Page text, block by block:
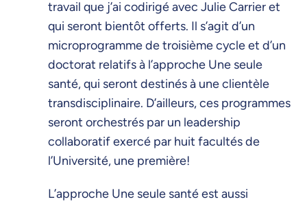
travail que j’ai codirigé avec Julie Carrier et
qui seront bientôt offerts. Il s’agit d’un
microprogramme de troisième cycle et d’un
doctorat relatifs à l’approche Une seule
santé, qui seront destinés à une clientèle
transdisciplinaire. D’ailleurs, ces programmes
seront orchestrés par un leadership
collaboratif exercé par huit facultés de
l’Université, une première!
L’approche Une seule santé est aussi